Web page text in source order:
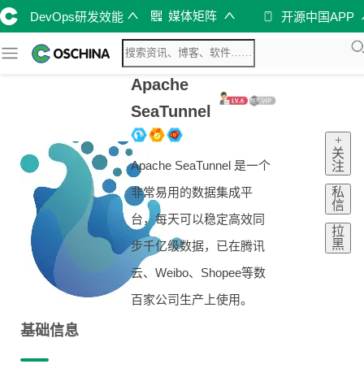
DevOps研发效能 媒体矩阵 开源中国APP
Apache
SeaTunnel
Apache SeaTunnel 是一个
非常易用的数据集成平
台，每天可以稳定高效同
步千亿级数据，已在腾讯
云、Weibo、Shopee等数
百家公司生产上使用。
+
关
注
私
信
拉
黑
基础信息